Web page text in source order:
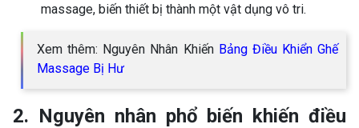
massage, biến thiết bị thành một vật dụng vô tri.
Xem thêm: Nguyên Nhân Khiến Bảng Điều Khiển Ghế
Massage Bị Hư
2. Nguyên nhân phổ biến khiến điều